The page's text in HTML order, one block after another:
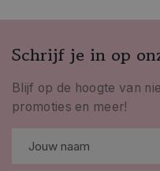
Schrijf je in op
Blijf op de hoogte van
promoties en meer!